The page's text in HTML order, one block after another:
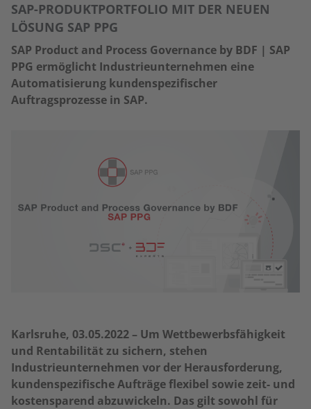
SAP-PRODUKTPORTFOLIO MIT DER NEUEN
LÖSUNG SAP PPG
SAP Product and Process Governance by BDF | SAP
PPG ermöglicht Industrieunternehmen eine
Automatisierung kundenspezifischer
Auftragsprozesse in SAP.
Karlsruhe, 03.05.2022 – Um Wettbewerbsfähigkeit
und Rentabilität zu sichern, stehen
Industrieunternehmen vor der Herausforderung,
kundenspezifische Aufträge flexibel sowie zeit- und
kostensparend abzuwickeln. Das gilt sowohl für